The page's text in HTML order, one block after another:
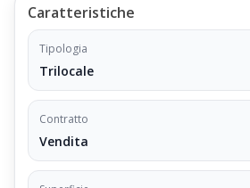
Doganaccia2000
Funivia che collega la località di Cutigliano,
la Palazzina è contornata da un
del Fabbricato,
Appartamento Trilocale Doganaccia
Primo Impianto Riscaldamento
Caratteristiche
Tipologia
Trilocale
Contratto
Vendita